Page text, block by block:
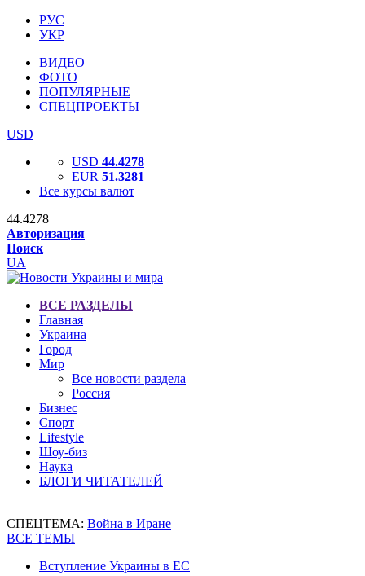
РУС
УКР
ВИДЕО
ФОТО
ПОПУЛЯРНЫЕ
СПЕЦПРОЕКТЫ
USD
USD 44.4278
EUR 51.3281
Все курсы валют
44.4278
Авторизация
Поиск
UA
ВСЕ РАЗДЕЛЫ
Главная
Украина
Город
Мир
Все новости раздела
Россия
Бизнес
Спорт
Lifestyle
Шоу-биз
Наука
БЛОГИ ЧИТАТЕЛЕЙ
СПЕЦТЕМА: Война в Иране
ВСЕ ТЕМЫ
Вступление Украины в ЕС